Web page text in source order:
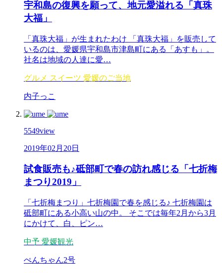
宇和島の復興を願って、地元愛溢れる「真珠
大福」
「真珠大福」が生まれたわけ 「真珠大福」を販売して
いるのは、愛媛県宇和島市津島町にある「あすも」。
社名は地域の人達に愛…
グルメ スイーツ 愛媛のご当地
内子っこ
5549view
2019年02月20日
試食販売も♪砥部町で春の訪れ感じる「七折梅
まつり2019」
「七折梅まつり」七折梅園で春を感じる♪ 七折梅園は
砥部町にある小高い山の中。 そこでは毎年2月から3月
にかけて、白、ピン…
中予 愛媛観光
ぺんちゃん2号